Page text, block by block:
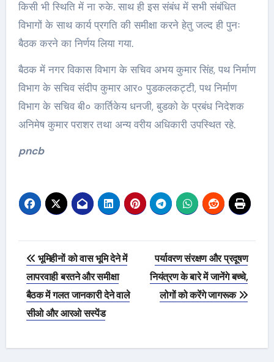
किसी भी स्थिति में ना रुके. साथ ही इस संबंध में सभी संबंधित
विभागों के साथ कार्य प्रगति की समीक्षा करने हेतु जल्द ही पुनः
बैठक करने का निर्णय लिया गया.
बैठक में नगर विकास विभाग के सचिव अभय कुमार सिंह, पथ निर्माण
विभाग के सचिव संदीप कुमार आर० पुडकलकट्टी, पथ निर्माण
विभाग के सचिव बी० कार्तिकेय धनजी, बुडको के प्रबंध निदेशक
अनिमेष कुमार पराशर तथा अन्य वरीय अधिकारी उपस्थित रहे.
pncb
Post
navigation
भूमिहीनों को वास भूमि देने में
लापरवाही बरतने और समीक्षा
बैठक में गलत जानकारी देने वाले
सीओ और आरओ सस्पेंड
पर्यावरण संरक्षण और प्रदूषण
नियंत्रण के बारे में जानेंगे बच्चे,
लोगों को करेंगे जागरूक